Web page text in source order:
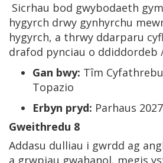
Sicrhau bod gwybodaeth
hygyrch drwy gynhyrchu
hygyrch, a thrwy ddarparu
drafod pynciau o ddiddordeb
Gan bwy: Tîm
Topazio
Erbyn pryd: Parhaus 2027
Gweithredu 8
Addasu dulliau i gwrdd ag
a grwpiau gwahanol, megis